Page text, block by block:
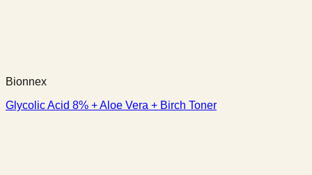
Bionnex
Glycolic Acid 8% + Aloe Vera + Birch Toner